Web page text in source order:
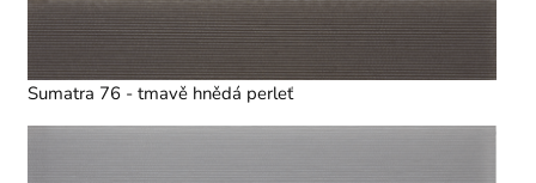
Sumatra 76 - tmavě hnědá perleť